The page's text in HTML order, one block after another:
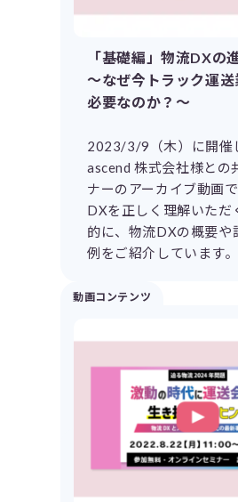
「基礎編」物流DXの
〜なぜ今トラック運
必要なのか？〜
2023/3/9（木）に開催
ascend 株式会社様との
ナーのアーカイブ動画
DXを正しく理解いただ
的に、物流DXの概要や
例をご紹介しています。
動画コンテンツ